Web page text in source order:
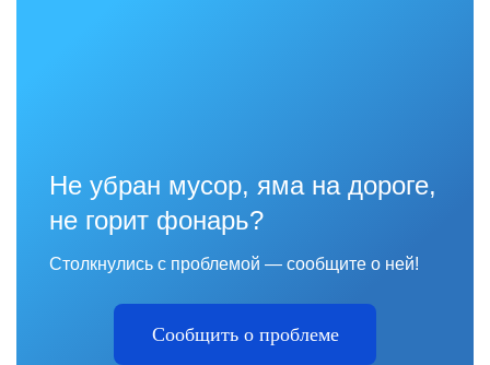
Не убран мусор, яма на дороге,
не горит фонарь?
Столкнулись с проблемой — сообщите о ней!
Сообщить о проблеме